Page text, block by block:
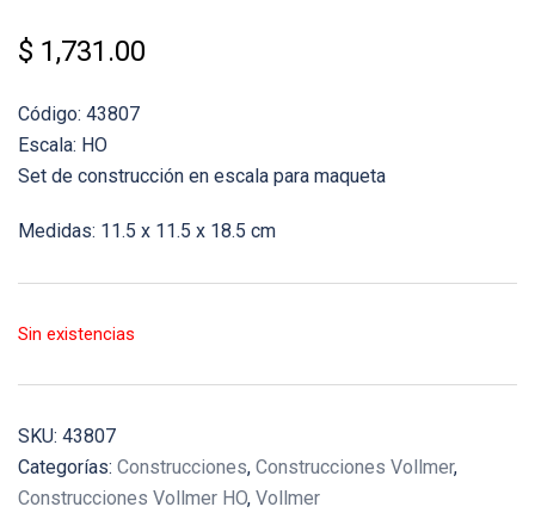
$ 1,731.00
Código: 43807
Escala: HO
Set de construcción en escala para maqueta
Medidas: 11.5 x 11.5 x 18.5 cm
Sin existencias
SKU: 43807
Categorías: Construcciones, Construcciones Vollmer,
Construcciones Vollmer HO, Vollmer